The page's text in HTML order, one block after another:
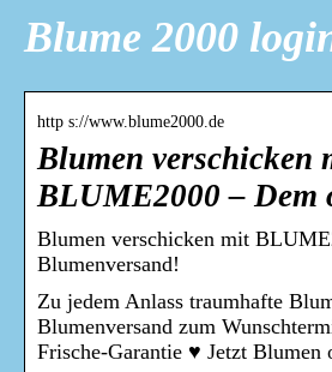
Blume 2000
http s://www.blume2000.de
Blumen verschicken
BLUME2000 –
Blumen verschicken mit
Blumenversand!
Zu jedem Anlass traumhafte
Blumenversand zum
Frische-Garantie ♥ Jetzt Blumen